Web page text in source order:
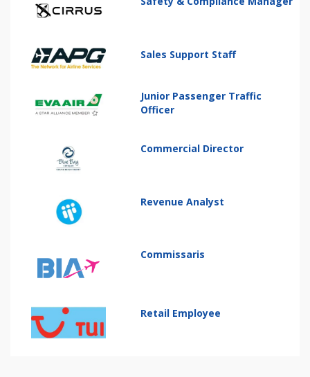
Sales Support Staff
Junior Passenger Traffic
Officer
Commercial Director
Revenue Analyst
Commissaris
Retail Employee